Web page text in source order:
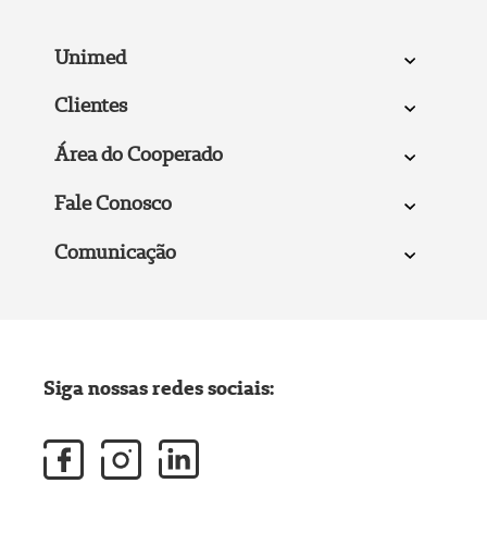
Unimed
Clientes
Área do Cooperado
Fale Conosco
Comunicação
Siga nossas redes sociais: